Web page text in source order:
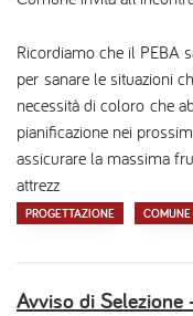
Ricordiamo che il PEBA
per sanare le situazioni
necessità di coloro che
pianificazione nei
assicurare la massima
attrezz
PROGETTAZIONE
Avviso di Selezione